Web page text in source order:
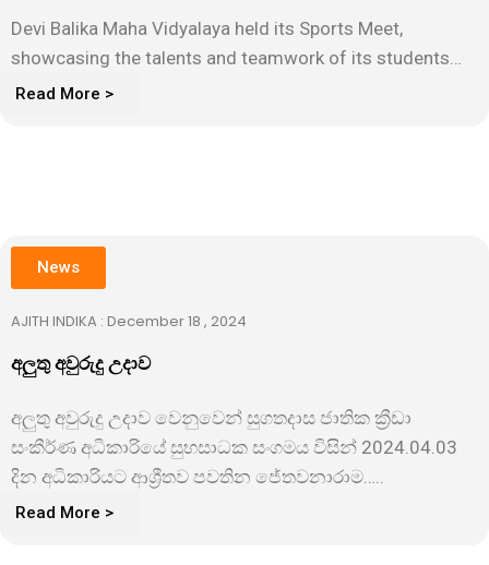
Devi Balika Maha Vidyalaya held its Sports Meet,
showcasing the talents and teamwork of its students…
Read More >
News
AJITH INDIKA : December 18 , 2024
අලුතු අවුරුදු උදාව
අලුතු අවුරුදු උදාව වෙනුවෙන් සුගතදාස ජාතික ක්‍රීඩා
සංකීර්ණ අධිකාරියේ සුභසාධක සංගමය විසින් 2024.04.03
දින අධිකාරියට ආශ්‍රීතව පවතින ජේතවනාරාම…..
Read More >